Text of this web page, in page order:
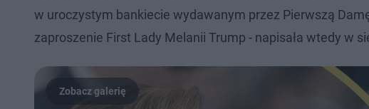
w uroczystym bankiecie wydawanym przez Pierwszą
zaproszenie First Lady Melanii Trump - napisała wtedy w